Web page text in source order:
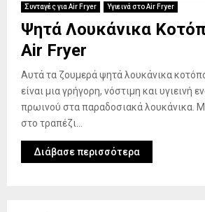
Συνταγές για Air Fryer
Υγιεινά στο Air Fryer
Ψητά Λουκάνικα
Air Fryer
Αυτά τα ζουμερά ψητά λουκάνικα
είναι μια γρήγορη, νόστιμη και υγιεινή
πρωινού στα παραδοσιακά λουκάνικα.
στο τραπέζι...
Διάβασε περισσότερα